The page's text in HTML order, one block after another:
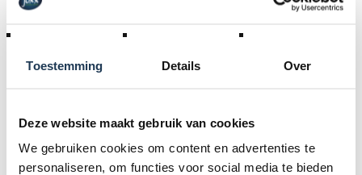
Toestemming Details Over
Deze website maakt gebruik van cookies
We gebruiken cookies om content en advertenties te
personaliseren, om functies voor social media te bieden
€ 25,00 incl. BTW